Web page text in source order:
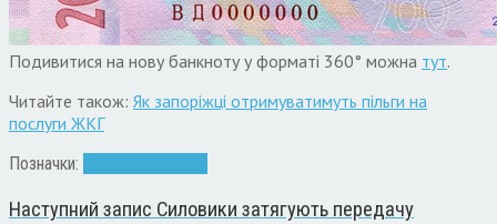
Подивитися на нову банкноту у форматі 360° можна тут.
Читайте також: Як запоріжці отримуватимуть пільги на
послуги ЖКГ
Позначки:
Наступний запис Силовики затягують передачу